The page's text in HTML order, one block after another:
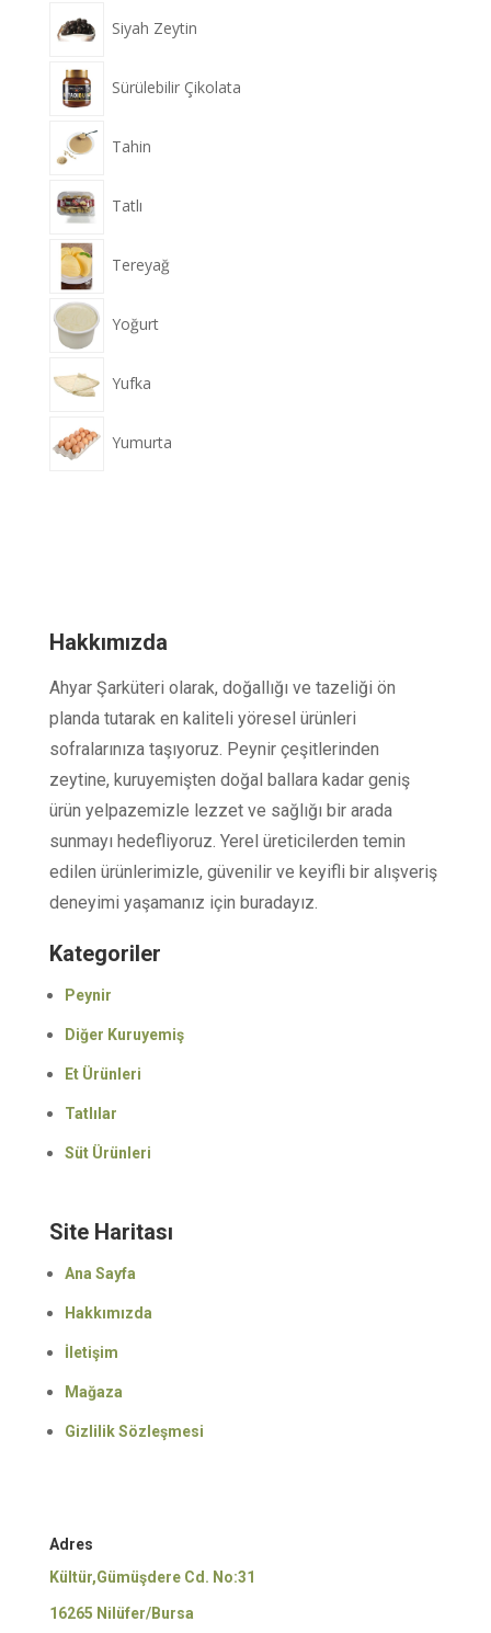
Siyah Zeytin
Sürülebilir Çikolata
Tahin
Tatlı
Tereyağ
Yoğurt
Yufka
Yumurta
Hakkımızda
Ahyar Şarküteri olarak, doğallığı ve tazeliği ön
planda tutarak en kaliteli yöresel ürünleri
sofralarınıza taşıyoruz. Peynir çeşitlerinden
zeytine, kuruyemişten doğal ballara kadar geniş
ürün yelpazemizle lezzet ve sağlığı bir arada
sunmayı hedefliyoruz. Yerel üreticilerden temin
edilen ürünlerimizle, güvenilir ve keyifli bir alışveriş
deneyimi yaşamanız için buradayız.
Kategoriler
Peynir
Diğer Kuruyemiş
Et Ürünleri
Tatlılar
Süt Ürünleri
Site Haritası
Ana Sayfa
Hakkımızda
İletişim
Mağaza
Gizlilik Sözleşmesi
Adres
Kültür,Gümüşdere Cd. No:31
16265 Nilüfer/Bursa